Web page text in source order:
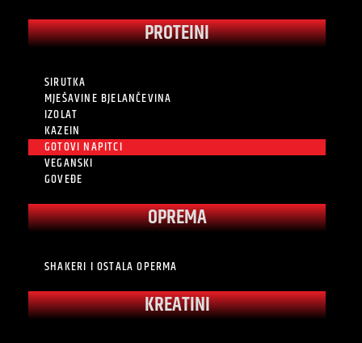
PROTEINI
SIRUTKA
MJEŠAVINE BJELANČEVINA
IZOLAT
KAZEIN
GOTOVI NAPITCI
VEGANSKI
GOVEĐE
OPREMA
SHAKERI I OSTALA OPERMA
KREATINI